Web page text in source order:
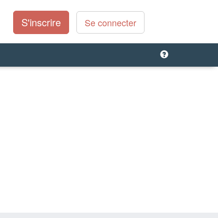
S'inscrire Se connecter